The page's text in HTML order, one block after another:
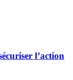
l’action